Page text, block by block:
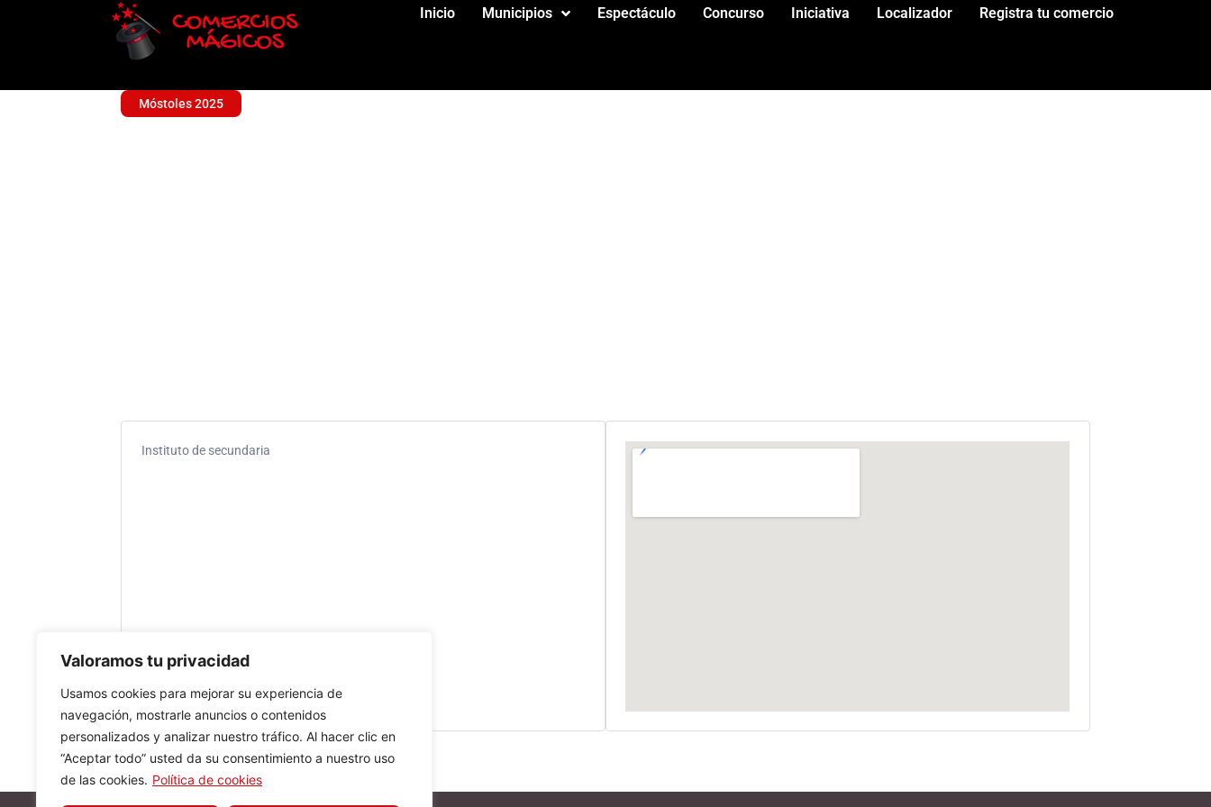
Valoramos tu privacidad
Usamos cookies para mejorar su experiencia de
navegación, mostrarle anuncios o contenidos
personalizados y analizar nuestro tráfico. Al hacer clic en
“Aceptar todo” usted da su consentimiento a nuestro uso
de las cookies. Política de cookies
Inicio Municipios Espectáculo Concurso Iniciativa Localizador Registra tu comercio
Móstoles 2025
Instituto de secundaria